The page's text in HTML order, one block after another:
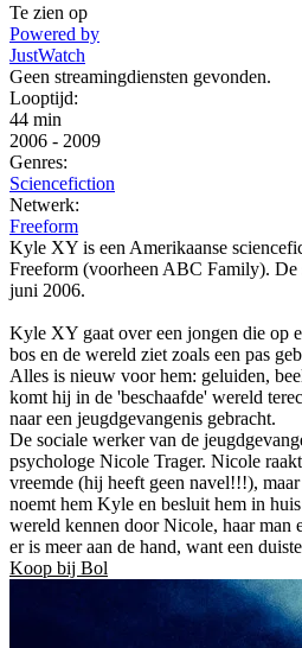
Te zien op
Powered by
JustWatch
Geen streamingdiensten gevonden.
Looptijd:
44 min
2006 - 2009
Genres:
Sciencefiction
Netwerk:
Freeform
Kyle XY is een Amerikaanse
Freeform (voorheen ABC Family). De
juni 2006.
Kyle XY gaat over een jongen die op
bos en de wereld ziet zoals een pas
Alles is nieuw voor hem: geluiden,
komt hij in de 'beschaafde' wereld
naar een jeugdgevangenis gebracht.
De sociale werker van de
psychologe Nicole Trager. Nicole
vreemde (hij heeft geen navel!!!),
noemt hem Kyle en besluit hem in
wereld kennen door Nicole, haar man
er is meer aan de hand, want een
Koop bij Bol